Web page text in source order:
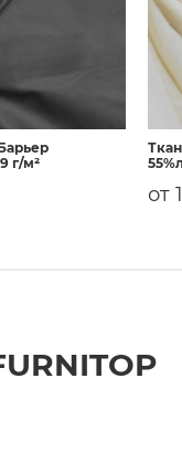
г/м²
от